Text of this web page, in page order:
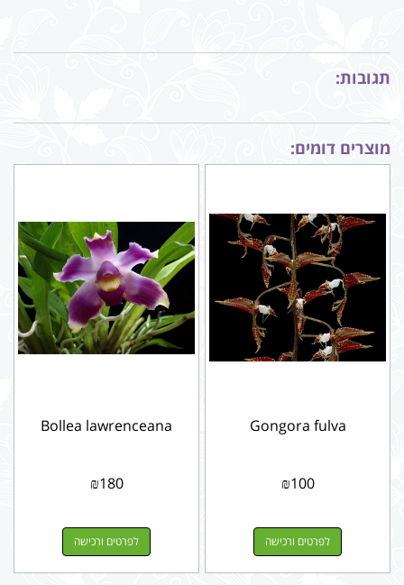
תגובות:
מוצרים דומים:
Gongora fulva
₪100
לפרטים ורכישה
Bollea lawrenceana
₪180
לפרטים ורכישה